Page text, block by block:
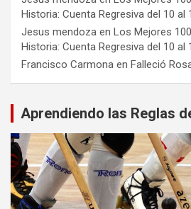
Historia: Cuenta Regresiva del 10 al 1
Jesus mendoza en Los Mejores
Historia: Cuenta Regresiva del 10 al 1
Francisco Carmona en Falleció
Aprendiendo las Reglas